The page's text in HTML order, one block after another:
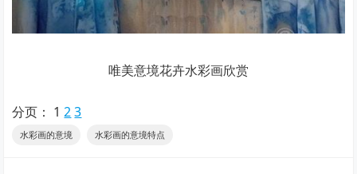
唯美意境花卉水彩画欣赏
分页： 1 2 3
水彩画的意境 水彩画的意境特点